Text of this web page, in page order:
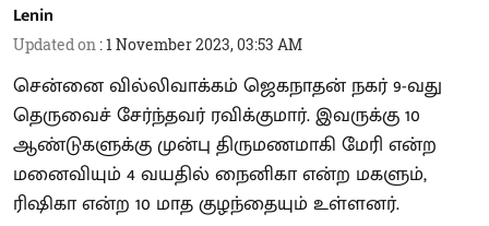
Lenin
Updated on :1 November 2023, 03:53 AM
சென்னை வில்லிவாக்கம் ஜெகநாதன் நகர் 9-வது
தெருவைச் சேர்ந்தவர் ரவிக்குமார். இவருக்கு 10
ஆண்டுகளுக்கு முன்பு திருமணமாகி மேரி என்ற
மனைவியும் 4 வயதில் நைனிகா என்ற மகளும்,
ரிஷிகா என்ற 10 மாத குழந்தையும் உள்ளனர்.